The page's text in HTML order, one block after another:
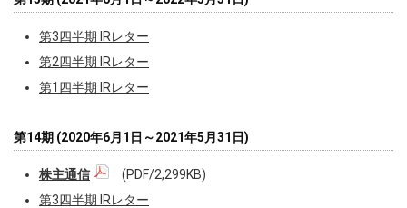
第3四半期 IRレター
第2四半期 IRレター
第1四半期 IRレター
第14期 (2020年6月1日～2021年5月31日)
株主通信
(PDF/2,299KB)
第3四半期 IRレター